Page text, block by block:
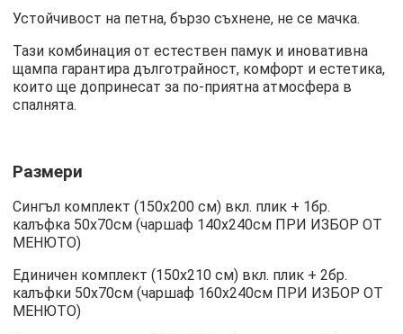
Устойчивост на петна, бързо съхнене, не се мачка.
Тази комбинация от естествен памук и иновативна
щампа гарантира дълготрайност, комфорт и естетика,
които ще допринесат за по-приятна атмосфера в
спалнята.
Размери
Сингъл комплект (150х200 см) вкл. плик + 1бр.
калъфка 50х70см (чаршаф 140х240см ПРИ ИЗБОР ОТ
МЕНЮТО)
Единичен комплект (150х210 см) вкл. плик + 2бр.
калъфки 50х70см (чаршаф 160х240см ПРИ ИЗБОР ОТ
МЕНЮТО)